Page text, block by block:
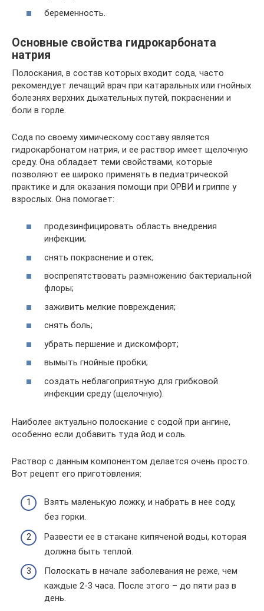
беременность.
Основные свойства гидрокарбоната
натрия
Полоскания, в состав которых входит сода, часто
рекомендует лечащий врач при катаральных или гнойных
болезнях верхних дыхательных путей, покраснении и
боли в горле.
Сода по своему химическому составу является
гидрокарбонатом натрия, и ее раствор имеет щелочную
среду. Она обладает теми свойствами, которые
позволяют ее широко применять в педиатрической
практике и для оказания помощи при ОРВИ и гриппе у
взрослых. Она помогает:
продезинфицировать область внедрения
инфекции;
снять покраснение и отек;
воспрепятствовать размножению бактериальной
флоры;
заживить мелкие повреждения;
снять боль;
убрать першение и дискомфорт;
вымыть гнойные пробки;
создать неблагоприятную для грибковой
инфекции среду (щелочную).
Наиболее актуально полоскание с содой при ангине,
особенно если добавить туда йод и соль.
Раствор с данным компонентом делается очень просто.
Вот рецепт его приготовления:
Взять маленькую ложку, и набрать в нее соду,
без горки.
Развести ее в стакане кипяченой воды, которая
должна быть теплой.
Полоскать в начале заболевания не реже, чем
каждые 2-3 часа. После этого – до пяти раз в
день.